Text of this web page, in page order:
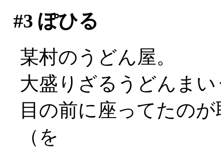
#3 ぽひる
某村のうどん屋。
大盛りざるうどんまい
目の前に座ってたの
（を